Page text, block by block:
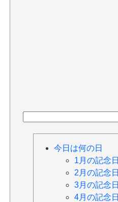
今日は何の日
1月の記念日
2月の記念日
3月の記念日
4月の記念日